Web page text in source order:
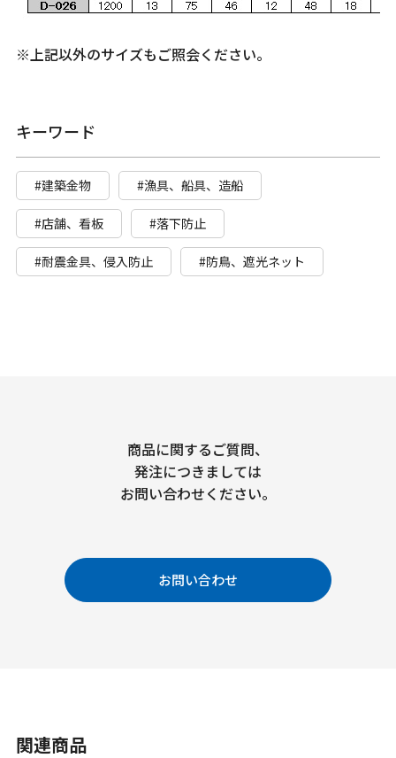
※上記以外のサイズもご照会ください。
キーワード
#建築金物 #漁具、船具、造船
#店舗、看板 #落下防止
#耐震金具、侵入防止 #防鳥、遮光ネット
商品に関するご質問、
発注につきましては
お問い合わせください。
お問い合わせ
関連商品